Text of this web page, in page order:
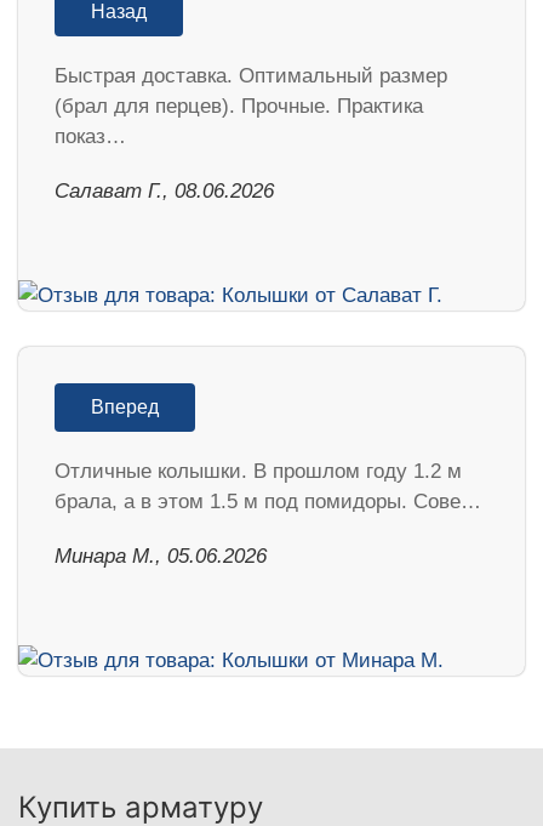
Назад
Быстрая доставка. Оптимальный размер
(брал для перцев). Прочные. Практика
показ…
Салават Г., 08.06.2026
Вперед
Отличные колышки. В прошлом году 1.2 м
брала, а в этом 1.5 м под помидоры. Сове…
Минара М., 05.06.2026
Купить арматуру